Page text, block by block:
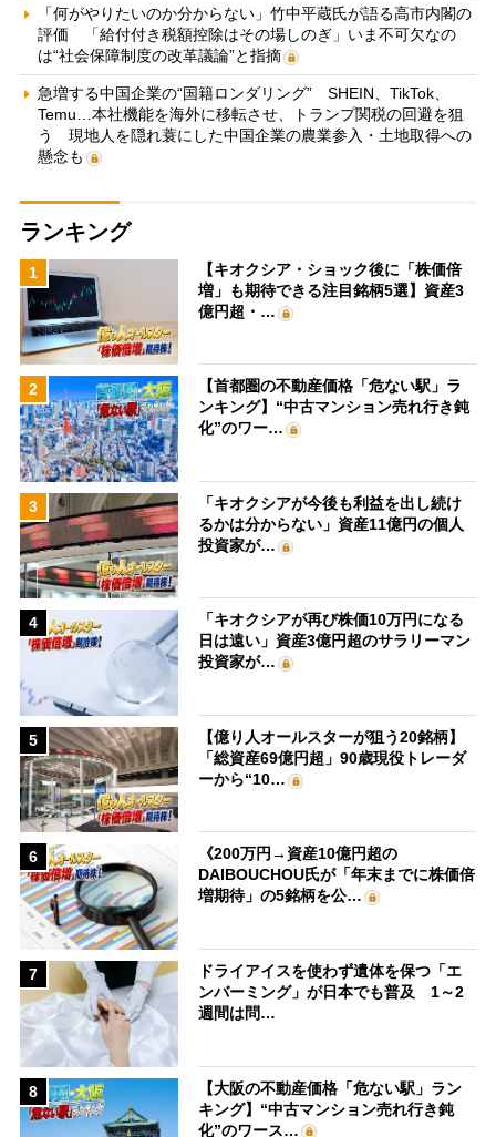
「何がやりたいのか分からない」竹中平蔵氏が語る高市内閣の
評価 「給付付き税額控除はその場しのぎ」いま不可欠なの
は“社会保障制度の改革議論”と指摘
急増する中国企業の“国籍ロンダリング” SHEIN、TikTok、
Temu…本社機能を海外に移転させ、トランプ関税の回避を狙
う 現地人を隠れ蓑にした中国企業の農業参入・土地取得への
懸念も
ランキング
1
【キオクシア・ショック後に「株価倍
増」も期待できる注目銘柄5選】資産3
億円超・…
2
【首都圏の不動産価格「危ない駅」ラ
ンキング】“中古マンション売れ行き鈍
化”のワー…
3
「キオクシアが今後も利益を出し続け
るかは分からない」資産11億円の個人
投資家が…
4
「キオクシアが再び株価10万円になる
日は遠い」資産3億円超のサラリーマン
投資家が…
5
【億り人オールスターが狙う20銘柄】
「総資産69億円超」90歳現役トレーダ
ーから“10…
6
《200万円→資産10億円超の
DAIBOUCHOU氏が「年末までに株価倍
増期待」の5銘柄を公…
7
ドライアイスを使わず遺体を保つ「エ
ンバーミング」が日本でも普及 1～2
週間は問…
8
【大阪の不動産価格「危ない駅」ラン
キング】“中古マンション売れ行き鈍
化”のワース…